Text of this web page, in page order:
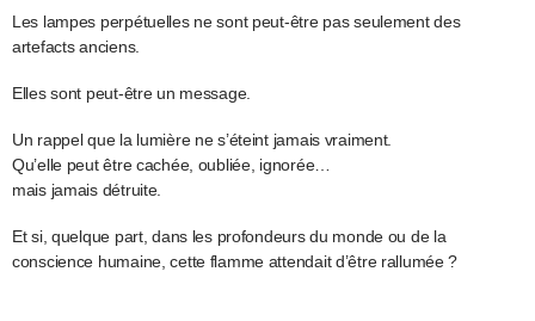
Les lampes perpétuelles ne sont peut-être pas seulement des
artefacts anciens.
Elles sont peut-être un message.
Un rappel que la lumière ne s’éteint jamais vraiment.
Qu’elle peut être cachée, oubliée, ignorée…
mais jamais détruite.
Et si, quelque part, dans les profondeurs du monde ou de la
conscience humaine, cette flamme attendait d’être rallumée ?